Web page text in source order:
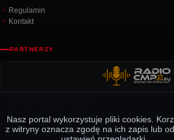
Regulamin
Kontakt
PARTNERZY
Online © 2026 by Cmp3.eu
Nasz portal wykorzystuje pliki cookies.
z witryny oznacza zgodę na ich zapis lub